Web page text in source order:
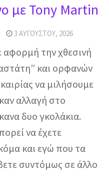
με Tony Martin
3 ΑΥΓΟΎΣΤΟΥ, 2026
αφορμή την χθεσινή
και ορφανών
να μιλήσουμε
αλλαγή στο
δυο γκολάκια.
να έχετε
και εγώ που τα
συντόμως σε άλλο